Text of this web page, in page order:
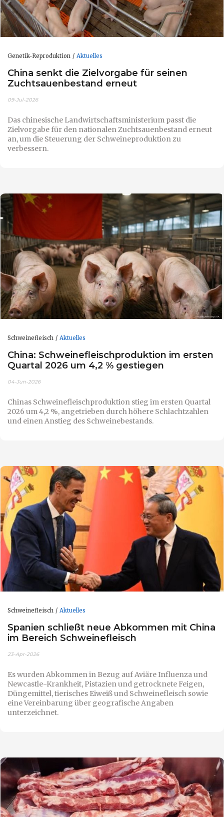
Genetik-Reproduktion Aktuelles
China senkt die Zielvorgabe für seinen
Zuchtsauenbestand erneut
09-Jul-2026
Das chinesische Landwirtschaftsministerium passt die
Zielvorgabe für den nationalen Zuchtsauenbestand erneut
an, um die Steuerung der Schweineproduktion zu
verbessern.
Schweinefleisch Aktuelles
China: Schweinefleischproduktion im ersten
Quartal 2026 um 4,2 % gestiegen
04-Jun-2026
Chinas Schweinefleischproduktion stieg im ersten Quartal
2026 um 4,2 %, angetrieben durch höhere Schlachtzahlen
und einen Anstieg des Schweinebestands.
Schweinefleisch Aktuelles
Spanien schließt neue Abkommen mit China
im Bereich Schweinefleisch
23-Apr-2026
Es wurden Abkommen in Bezug auf Aviäre Influenza und
Newcastle-Krankheit, Pistazien und getrocknete Feigen,
Düngemittel, tierisches Eiweiß und Schweinefleisch sowie
eine Vereinbarung über geografische Angaben
unterzeichnet.